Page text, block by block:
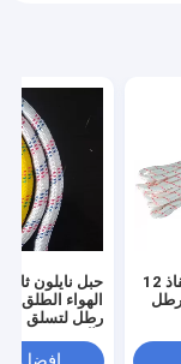
حبل نايلون حبل إنقاذ 12
قدم 330 رطل
حبل نايلون
رطل لتسلق